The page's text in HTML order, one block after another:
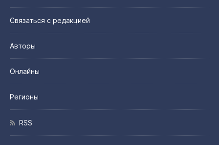
Связаться с редакцией
Авторы
Онлайны
Регионы
RSS